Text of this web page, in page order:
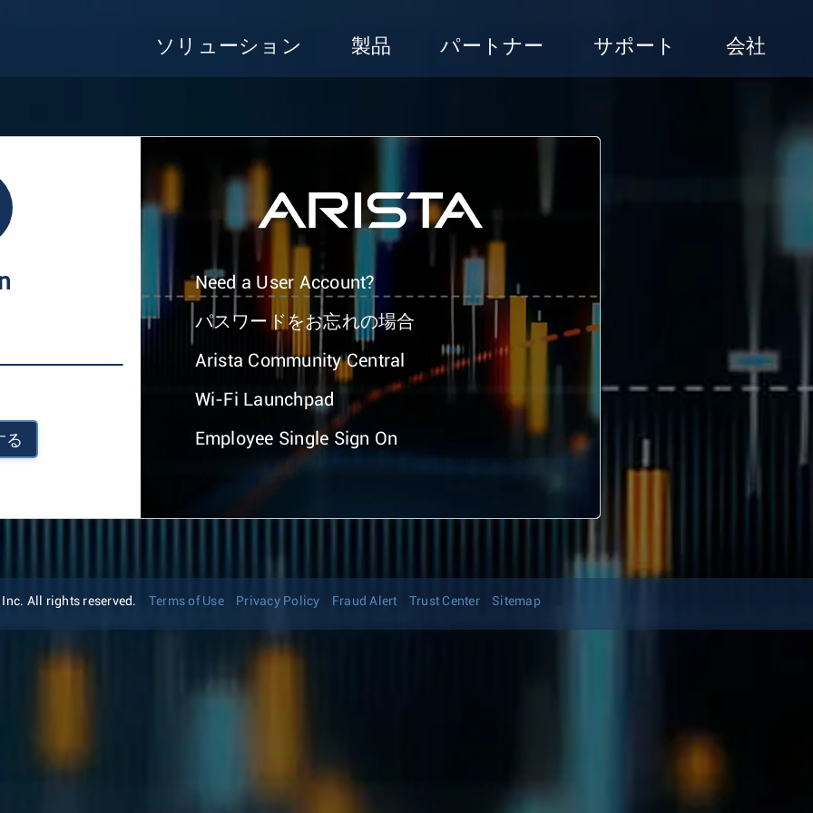
ソリューション 製品 パートナー サポート 会社
る
Need a User Account?
パスワードをお忘れの場合
Arista Community Central
Wi-Fi Launchpad
Employee Single Sign On
All rights reserved. Terms of Use Privacy Policy Fraud Alert Trust Center Sitemap